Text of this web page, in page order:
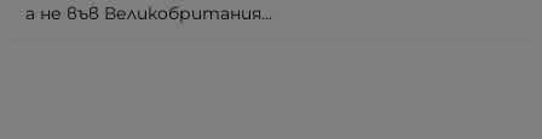
а не във Великобритания...